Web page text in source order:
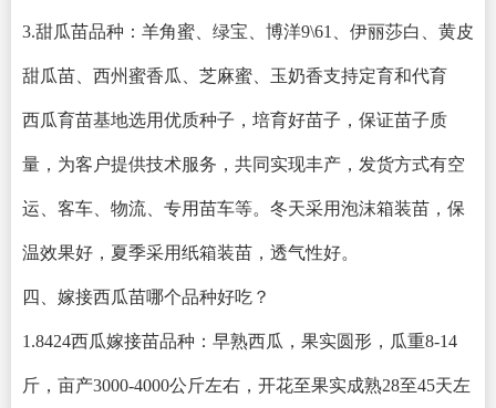
3.甜瓜苗品种：羊角蜜、绿宝、博洋9\61、伊丽莎白、黄皮
甜瓜苗、西州蜜香瓜、芝麻蜜、玉奶香支持定育和代育
西瓜育苗基地选用优质种子，培育好苗子，保证苗子质
量，为客户提供技术服务，共同实现丰产，发货方式有空
运、客车、物流、专用苗车等。冬天采用泡沫箱装苗，保
温效果好，夏季采用纸箱装苗，透气性好。
四、嫁接西瓜苗哪个品种好吃？
1.8424西瓜嫁接苗品种：早熟西瓜，果实圆形，瓜重8-14
斤，亩产3000-4000公斤左右，开花至果实成熟28至45天左